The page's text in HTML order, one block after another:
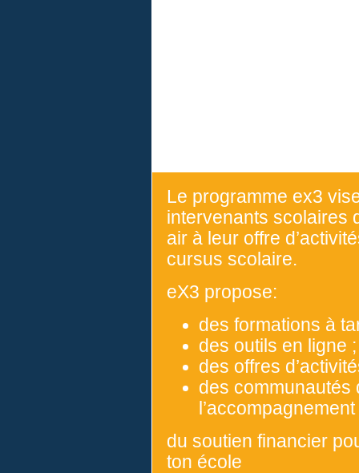
Le programme ex3
intervenants scolaires
air à leur offre
cursus scolaire.
eX3 propose:
des formations à
des outils en ligne ;
des offres
des communautés
l’accompagnement
du soutien financier
ton école